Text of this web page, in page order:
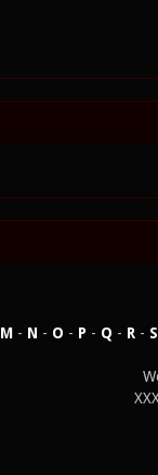
M - N - O - P - Q - R - S